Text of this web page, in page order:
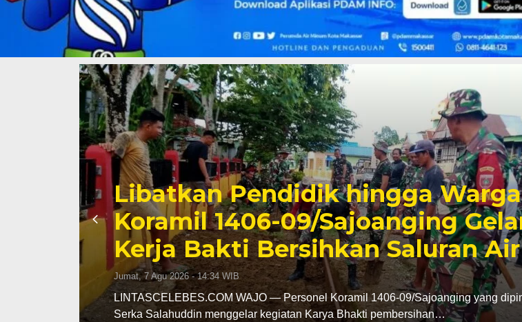
Triwulan II 2026, Pendapatan
Capai 49 Persen, Surplus Rp130
Jumat, 7 Agu 2026 - 13:24 WIB
LINTASCELEBES.COM MAKASSAR — Badan Pendapatan Daerah (Bapenda)
mencatat kinerja pendapatan daerah pada triwulan II…